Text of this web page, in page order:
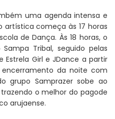
uma agenda intensa e
artística começa às 17 horas
de Dança. Às 18 horas, o
Tribal, seguido pelas
Estrela Girl e JDance a partir
encerramento da noite com
grupo Samprazer sobe ao
o melhor do pagode
arujaense.